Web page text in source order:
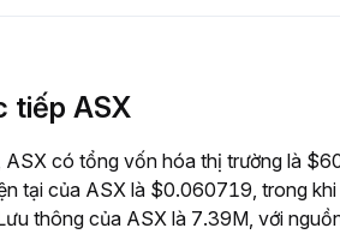
tiếp ASX
có tổng vốn hóa thị trường là
tại của ASX là $0.060719, trong
thông của ASX là 7.39M, với